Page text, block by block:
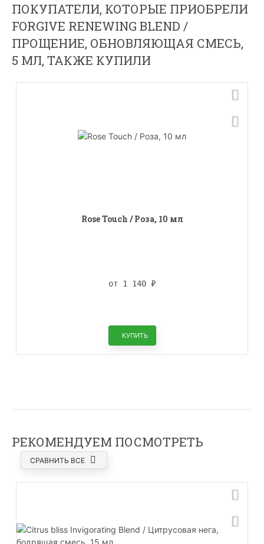
ПОКУПАТЕЛИ, КОТОРЫЕ ПРИОБРЕЛИ
FORGIVE RENEWING BLEND /
ПРОЩЕНИЕ, ОБНОВЛЯЮЩАЯ СМЕСЬ,
5 МЛ, ТАКЖЕ КУПИЛИ
Rose Touch / Роза, 10 мл
от 1 140 ₽
КУПИТЬ
РЕКОМЕНДУЕМ ПОСМОТРЕТЬ
СРАВНИТЬ ВСЕ